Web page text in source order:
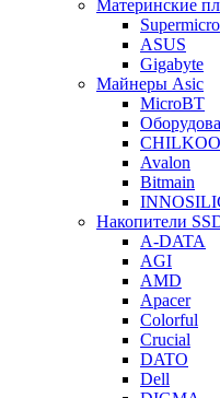
Материнские
Supermicro
ASUS
Gigabyte
Майнеры Asic
MicroBT
Avalon
Bitmain
Накопители
A-DATA
AGI
AMD
Apacer
Colorful
Crucial
DATO
Dell